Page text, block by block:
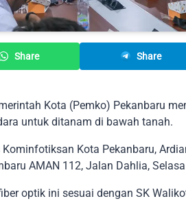
Share Share
Kota (Pemko) Pekanbaru
untuk ditanam di bawah tanah.
Kota Pekanbaru,
AMAN 112, Jalan Dahlia,
optik ini sesuai dengan SK